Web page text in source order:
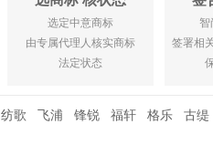
选定中意商标
由专属代理人核实商标
法定状态
签署相
纺歌 飞浦 锋锐 福轩 格乐 古缇